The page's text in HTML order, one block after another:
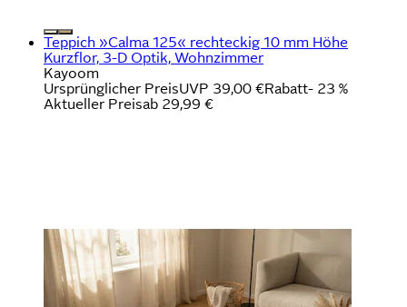
Teppich »Calma 125« rechteckig 10 mm Höhe
Kurzflor, 3-D Optik, Wohnzimmer
Kayoom
Ursprünglicher PreisUVP 39,00 €Rabatt- 23 %
Aktueller Preisab 29,99 €